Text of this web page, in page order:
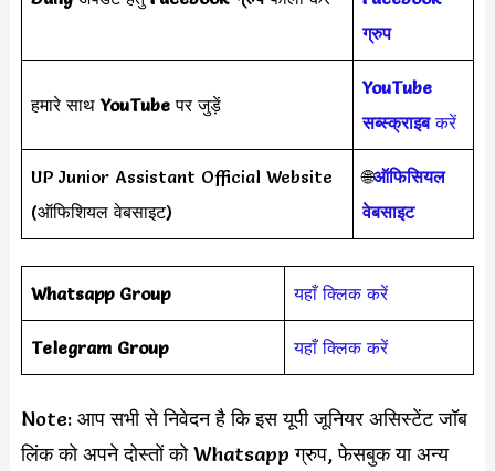
ग्रुप
हमारे साथYouTubeपर जुड़ें
YouTube
सब्स्क्राइबकरें
UP Junior Assistant Official Website
(ऑफिशियल वेबसाइट)
🌐ऑफिसियल
वेबसाइट
Whatsapp Group यहाँ क्लिक करें
Telegram Group यहाँ क्लिक करें
Note: आप सभी से निवेदन है कि इस यूपी जूनियर असिस्टेंट जॉब
लिंक को अपने दोस्तों को Whatsapp ग्रुप, फेसबुक या अन्य